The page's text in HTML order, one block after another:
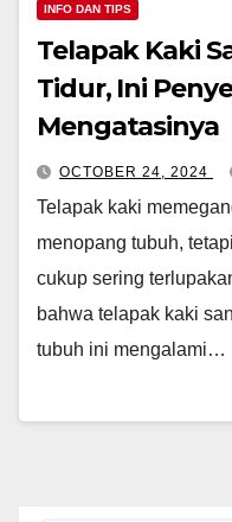
INFO DAN TIPS
Telapak Kaki
Tidur, Ini
Mengatasinya
OCTOBER 24, 2024
Telapak kaki
menopang tubuh,
cukup sering
bahwa telapak kaki
tubuh ini mengalami…